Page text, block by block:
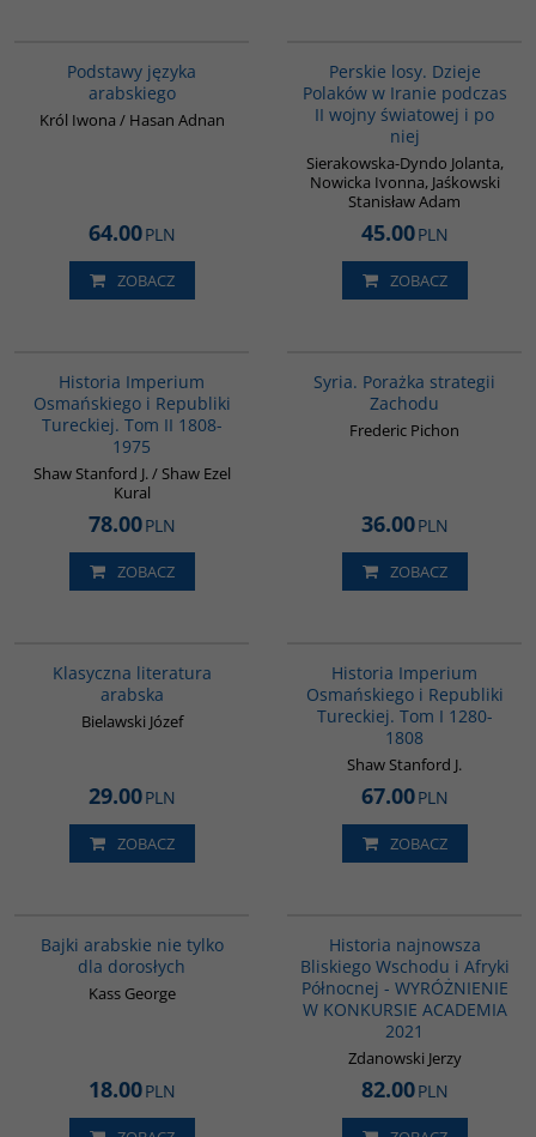
Podstawy języka
arabskiego
Król Iwona / Hasan Adnan
64.00PLN
ZOBACZ
Perskie losy. Dzieje
Polaków w Iranie podczas
II wojny światowej i po
niej
Sierakowska-Dyndo Jolanta,
Nowicka Ivonna, Jaśkowski
Stanisław Adam
45.00PLN
ZOBACZ
Historia Imperium
Osmańskiego i Republiki
Tureckiej. Tom II 1808-
1975
Shaw Stanford J. / Shaw Ezel
Kural
78.00PLN
ZOBACZ
Syria. Porażka strategii
Zachodu
Frederic Pichon
36.00PLN
ZOBACZ
Klasyczna literatura
arabska
Bielawski Józef
29.00PLN
ZOBACZ
Historia Imperium
Osmańskiego i Republiki
Tureckiej. Tom I 1280-
1808
Shaw Stanford J.
67.00PLN
ZOBACZ
Bajki arabskie nie tylko
dla dorosłych
Kass George
18.00PLN
Historia najnowsza
Bliskiego Wschodu i Afryki
Północnej - WYRÓŻNIENIE
W KONKURSIE ACADEMIA
2021
Zdanowski Jerzy
82.00PLN